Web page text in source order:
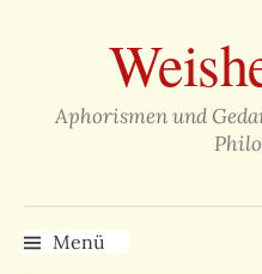
überspringen
Aphorismen und
Menü